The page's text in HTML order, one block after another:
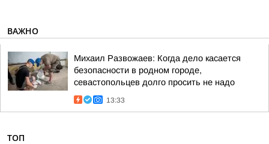
ВАЖНО
Михаил Развожаев: Когда дело касается
безопасности в родном городе,
севастопольцев долго просить не надо
13:33
ТОП